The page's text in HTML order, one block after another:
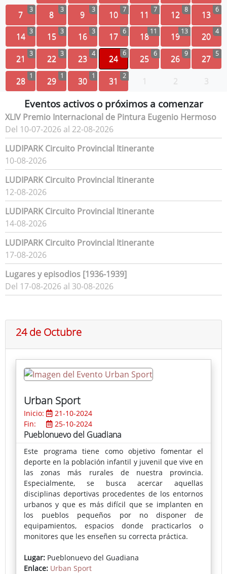
7 3 8 3 9 3 10 7 11 7 12 8 13 6
14 3 15 3 16 3 17 6 1811 1913 20 4
21 3 22 3 23 4 24
6
25 6 26 9 27 5
28 1 29 1 30 1 31 2 1 2 3
Eventos activos o próximos a comenzar
XLIV Premio Internacional de Pintura Eugenio Hermoso
Del 10-07-2026 al 22-08-2026
LUDIPARK Circuito Provincial Itinerante
10-08-2026
LUDIPARK Circuito Provincial Itinerante
12-08-2026
LUDIPARK Circuito Provincial Itinerante
14-08-2026
LUDIPARK Circuito Provincial Itinerante
17-08-2026
Lugares y episodios [1936-1939]
Del 17-08-2026 al 30-08-2026
24 de Octubre
Urban Sport
Inicio:
21-10-2024
Fin:
25-10-2024
Pueblonuevo del Guadiana
Este programa tiene como objetivo fomentar el
deporte en la población infantil y juvenil que vive en
las zonas más rurales de nuestra provincia.
Especialmente, se busca acercar aquellas
disciplinas deportivas procedentes de los entornos
urbanos y que es más difícil que se implanten en
los pueblos pequeños por no disponer de
equipamientos, espacios donde practicarlos o
monitores que les enseñen su correcta práctica.
En cada localidad se instala una pista deportiva
portátil donde se puede practicar skate, voleibol,
Lugar: Pueblonuevo del Guadiana
Enlace: Urban Sport